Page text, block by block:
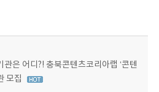
은 어디?! 충북콘텐츠코리아랩 ‘콘텐
모집